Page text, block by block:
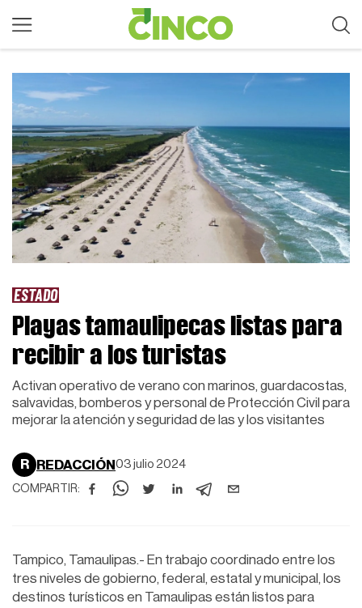
ESTADO
Playas tamaulipecas listas para
recibir a los turistas
Activan operativo de verano con marinos, guardacostas,
salvavidas, bomberos y personal de Protección Civil para
mejorar la atención y seguridad de las y los visitantes
R REDACCIÓN 03 julio 2024
COMPARTIR:
Tampico, Tamaulipas.- En trabajo coordinado entre los
tres niveles de gobierno, federal, estatal y municipal, los
destinos turísticos en Tamaulipas están listos para